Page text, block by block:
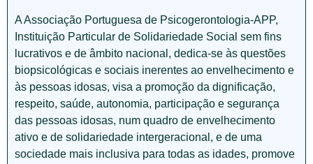
A Associação Portuguesa de Psicogerontologia-APP,
Instituição Particular de Solidariedade Social sem fins
lucrativos e de âmbito nacional, dedica-se às questões
biopsicológicas e sociais inerentes ao envelhecimento e
às pessoas idosas, visa a promoção da dignificação,
respeito, saúde, autonomia, participação e segurança
das pessoas idosas, num quadro de envelhecimento
ativo e de solidariedade intergeracional, e de uma
sociedade mais inclusiva para todas as idades, promove